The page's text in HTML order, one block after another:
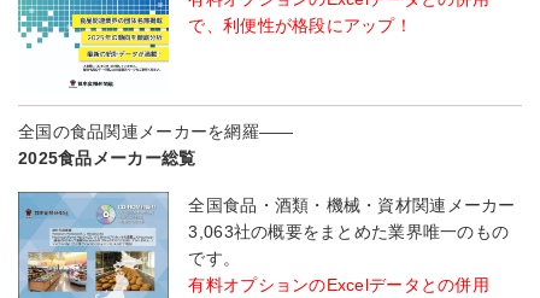
で、利便性が格段にアップ！
全国の食品関連メーカーを網羅――
2025食品メーカー総覧
全国食品・酒類・機械・資材関連メーカー
3,063社の概要をまとめた業界唯一のもの
です。
有料オプションのExcelデータとの併用